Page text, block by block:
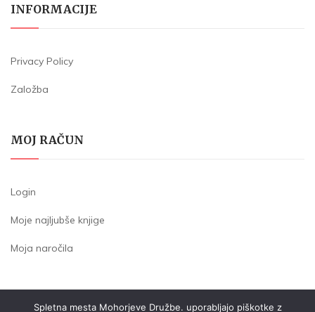
INFORMACIJE
Privacy Policy
Založba
MOJ RAČUN
Login
Moje najljubše knjige
Moja naročila
Spletna mesta Mohorjeve Družbe. uporabljajo piškotke z